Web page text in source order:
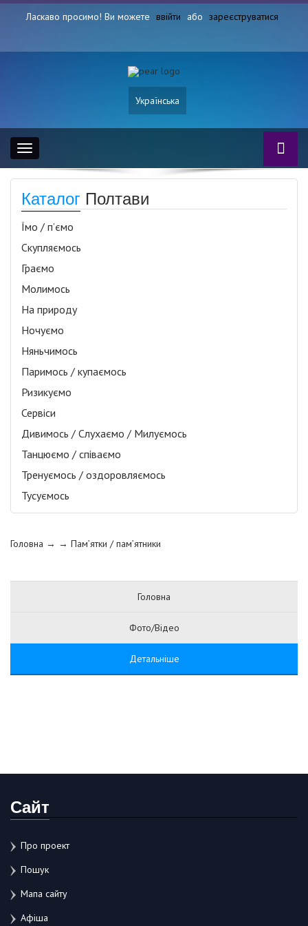
Ласкаво просимо! Ви можете ввійти або зареєструватися
Українська
Toggle
navigation
Каталог Полтави
Їмо / п’ємо
Скупляємось
Граємо
Молимось
На природу
Ночуємо
Няньчимось
Паримось / купаємось
Ризикуємо
Сервіси
Дивимось / Слухаємо / Милуємось
Танцюємо / співаємо
Тренуємось / оздоровляємось
Тусуємось
Головна → → Пам’ятки / пам’ятники
Головна
Фото/Відео
Детальніше
Сайт
Про проект
Пошук
Мапа сайту
Афіша